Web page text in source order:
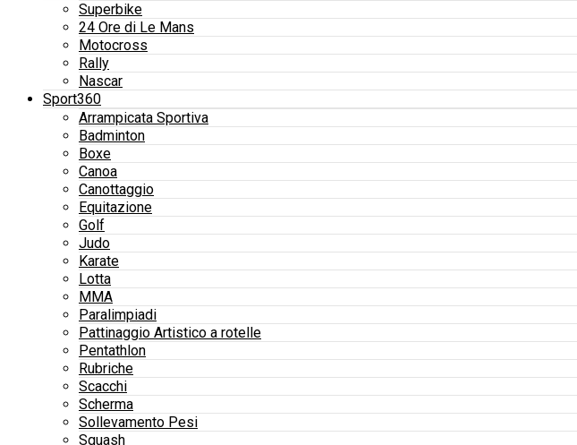
Superbike
24 Ore di Le Mans
Motocross
Rally
Nascar
Sport360
Arrampicata Sportiva
Badminton
Boxe
Canoa
Canottaggio
Equitazione
Golf
Judo
Karate
Lotta
MMA
Paralimpiadi
Pattinaggio Artistico a rotelle
Pentathlon
Rubriche
Scacchi
Scherma
Sollevamento Pesi
Squash